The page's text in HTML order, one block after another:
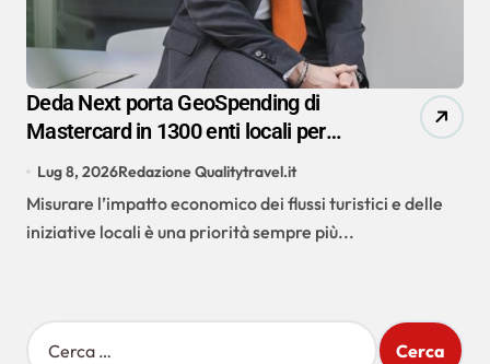
Deda Next porta GeoSpending di
Mastercard in 1300 enti locali per
Lug 8, 2026Redazione Qualitytravel.it
Misurare l’impatto economico dei flussi turistici e delle
iniziative locali è una priorità sempre più...
R
i